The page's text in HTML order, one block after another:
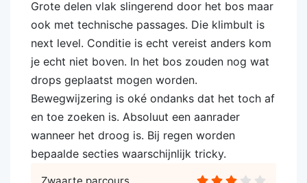
Grote delen vlak slingerend door het bos maar
ook met technische passages. Die klimbult is
next level. Conditie is echt vereist anders kom
je echt niet boven. In het bos zouden nog wat
drops geplaatst mogen worden.
Bewegwijzering is oké ondanks dat het toch af
en toe zoeken is. Absoluut een aanrader
wanneer het droog is. Bij regen worden
bepaalde secties waarschijnlijk tricky.